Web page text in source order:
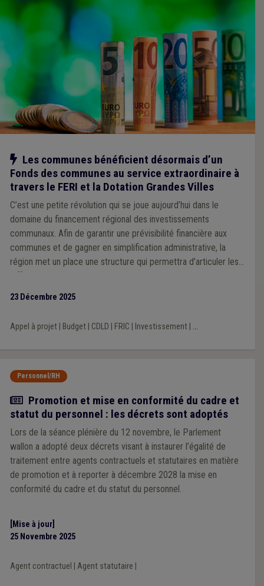
Notre action
Les communes bénéficient désormais d’un
Fonds des communes au service extraordinaire à
travers le FERI et la Dotation Grandes Villes
C’est une petite révolution qui se joue aujourd’hui dans le
domaine du financement régional des investissements
communaux. Afin de garantir une prévisibilité financière aux
communes et de gagner en simplification administrative, la
région met un place une structure qui permettra d’articuler les
différents modes de subventionnement, allant de la dotation
années.
23 Décembre 2025
Appel à projet| Budget| CDLD FRIC Investissement| ...
Personnel/RH
Actualité
Promotion et mise en conformité du cadre et
statut du personnel : les décrets sont adoptés
Lors de la séance plénière du 12 novembre, le Parlement
wallon a adopté deux décrets visant à instaurer l’égalité de
traitement entre agents contractuels et statutaires en matière
de promotion et à reporter à décembre 2028 la mise en
conformité du cadre et du statut du personnel.
[Mise à jour]
25 Novembre 2025
Agent contractuel Agent statutaire